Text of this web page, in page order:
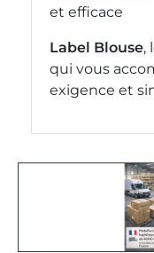
et efficace
Label Blouse,
qui vous
exigence et